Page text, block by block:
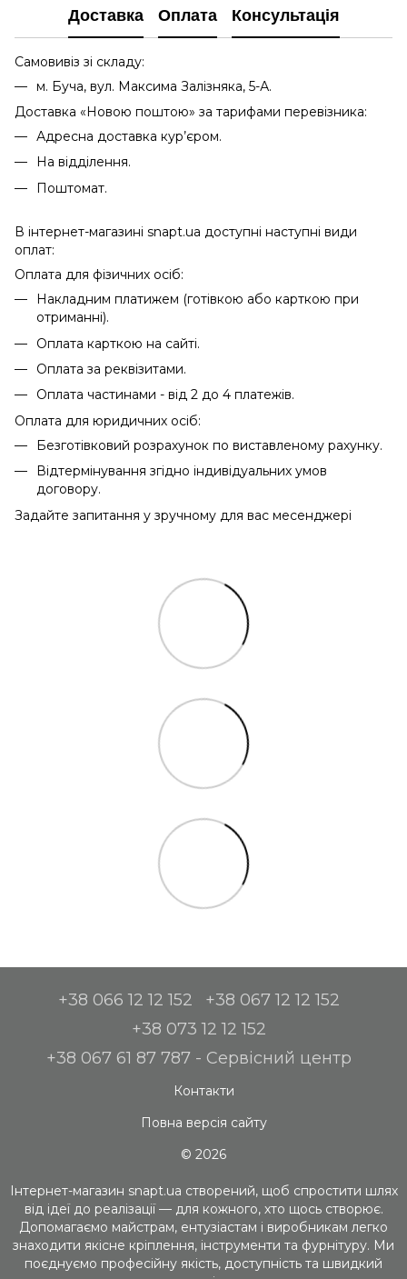
Доставка Оплата Консультація
Самовивіз зі складу:
м. Буча, вул. Максима Залізняка, 5-А.
Доставка «Новою поштою» за тарифами перевізника:
Адресна доставка кур’єром.
На відділення.
Поштомат.
В інтернет-магазині snapt.ua доступні наступні види
оплат:
Оплата для фізичних осіб:
Накладним платижем (готівкою або карткою при
отриманні).
Оплата карткою на сайті.
Оплата за реквізитами.
Оплата частинами - від 2 до 4 платежів.
Оплата для юридичних осіб:
Безготівковий розрахунок по виставленому рахунку.
Відтермінування згідно індивідуальних умов
договору.
Задайте запитання у зручному для вас месенджері
+38 066 12 12 152
+38 067 12 12 152
+38 073 12 12 152
+38 067 61 87 787 - Сервісний центр
Контакти
Повна версія сайту
© 2026
Інтернет-магазин snapt.ua створений, щоб спростити шлях
від ідеї до реалізації — для кожного, хто щось створює.
Допомагаємо майстрам, ентузіастам і виробникам легко
знаходити якісне кріплення, інструменти та фурнітуру. Ми
поєднуємо професійну якість, доступність та швидкий